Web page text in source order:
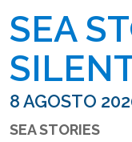
SEA
8 AGOSTO
SEA STORIES